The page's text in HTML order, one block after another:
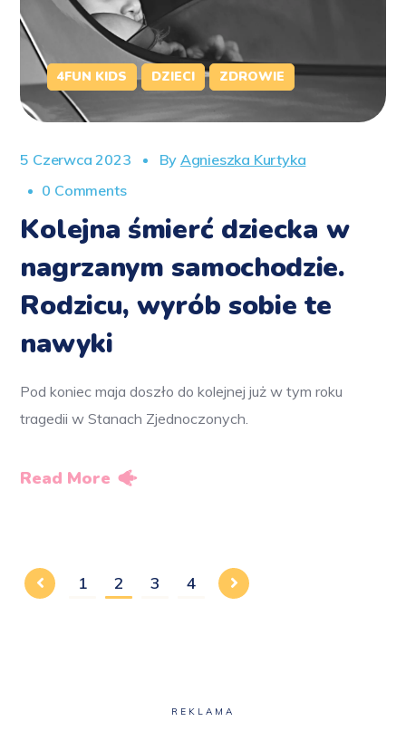
4FUN KIDS DZIECI ZDROWIE
5 Czerwca 2023 By Agnieszka Kurtyka
0 Comments
Kolejna śmierć dziecka w
nagrzanym samochodzie.
Rodzicu, wyrób sobie te
nawyki
Pod koniec maja doszło do kolejnej już w tym roku
tragedii w Stanach Zjednoczonych.
Read More
1 2 3 4
REKLAMA